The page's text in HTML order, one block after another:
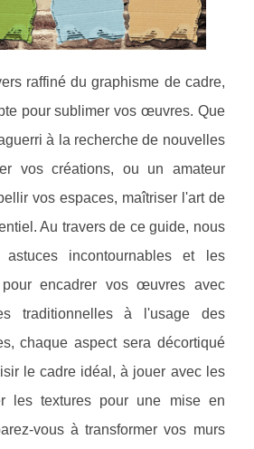
raffiné du graphisme de cadre,
pour sublimer vos œuvres. Que
à la recherche de nouvelles
vos créations, ou un amateur
vos espaces, maîtriser l'art de
Au travers de ce guide, nous
incontournables et les
pour encadrer vos œuvres avec
traditionnelles à l'usage des
chaque aspect sera décortiqué
le cadre idéal, à jouer avec les
les textures pour une mise en
vous à transformer vos murs